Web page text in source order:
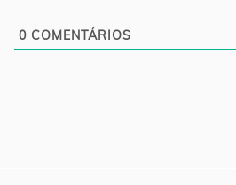
0 COMENTÁRIOS